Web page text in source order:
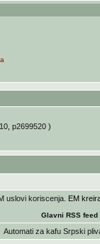
, p2699520)
uslovi koriscenja . EM
Glavni RSS feed
Automati za kafu Srpski